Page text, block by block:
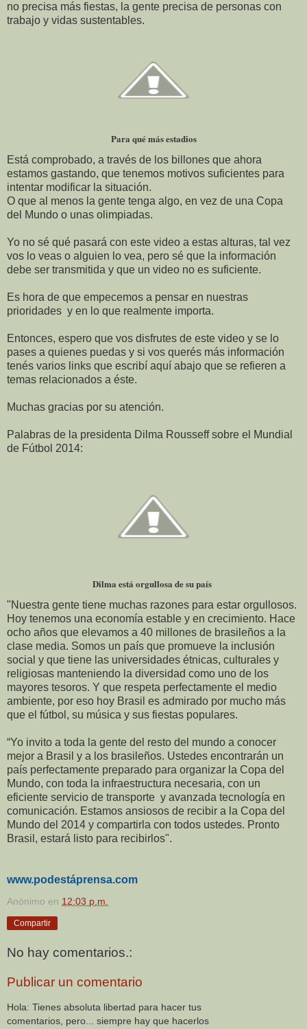
no precisa más fiestas, la gente precisa de personas con
trabajo y vidas sustentables.
Para qué más estadios
Está comprobado, a través de los billones que ahora
estamos gastando, que tenemos motivos suficientes para
intentar modificar la situación.
O que al menos la gente tenga algo, en vez de una Copa
del Mundo o unas olimpiadas.
Yo no sé qué pasará con este video a estas alturas, tal vez
vos lo veas o alguien lo vea, pero sé que la información
debe ser transmitida y que un video no es suficiente.
Es hora de que empecemos a pensar en nuestras
prioridades y en lo que realmente importa.
Entonces, espero que vos disfrutes de este video y se lo
pases a quienes puedas y si vos querés más información
tenés varios links que escribí aquí abajo que se refieren a
temas relacionados a éste.
Muchas gracias por su atención.
Palabras de la presidenta Dilma Rousseff sobre el Mundial
de Fútbol 2014:
Dilma está orgullosa de su país
"Nuestra gente tiene muchas razones para estar orgullosos.
Hoy tenemos una economía estable y en crecimiento. Hace
ocho años que elevamos a 40 millones de brasileños a la
clase media. Somos un país que promueve la inclusión
social y que tiene las universidades étnicas, culturales y
religiosas manteniendo la diversidad como uno de los
mayores tesoros. Y que respeta perfectamente el medio
ambiente, por eso hoy Brasil es admirado por mucho más
que el fútbol, su música y sus fiestas populares.
“Yo invito a toda la gente del resto del mundo a conocer
mejor a Brasil y a los brasileños. Ustedes encontrarán un
país perfectamente preparado para organizar la Copa del
Mundo, con toda la infraestructura necesaria, con un
eficiente servicio de transporte y avanzada tecnología en
comunicación. Estamos ansiosos de recibir a la Copa del
Mundo del 2014 y compartirla con todos ustedes. Pronto
Brasil, estará listo para recibirlos".
www.podestáprensa.com
Anónimo en 12:03 p.m.
Compartir
No hay comentarios.:
Publicar un comentario
Hola: Tienes absoluta libertad para hacer tus
comentarios, pero... siempre hay que hacerlos